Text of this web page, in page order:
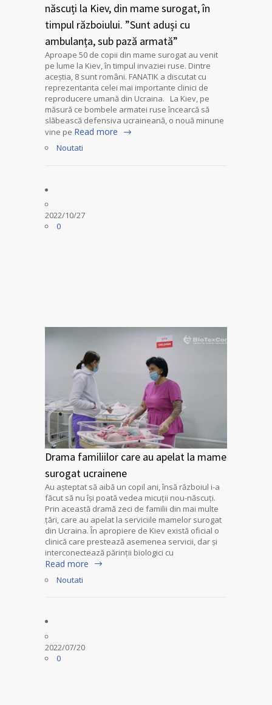
născuți la Kiev, din mame surogat, în
timpul războiului. ”Sunt aduși cu
ambulanța, sub pază armată”
Aproape 50 de copii din mame surogat au venit
pe lume la Kiev, în timpul invaziei ruse. Dintre
aceștia, 8 sunt români. FANATIK a discutat cu
reprezentanta celei mai importante clinici de
reproducere umană din Ucraina. La Kiev, pe
măsură ce bombele armatei ruse încearcă să
slăbească defensiva ucraineană, o nouă minune
vine pe Read more
Noutati
2022/10/27
0
Drama familiilor care au apelat la mame
surogat ucrainene
Au așteptat să aibă un copil ani, însă războiul i-a
făcut să nu își poată vedea micuții nou-născuți.
Prin această dramă zeci de familii din mai multe
țări, care au apelat la serviciile mamelor surogat
din Ucraina. În apropiere de Kiev există oficial o
clinică care prestează asemenea servicii, dar și
interconectează părinții biologici cu
Read more
Noutati
2022/07/20
0